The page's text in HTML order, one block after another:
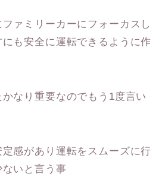
ァミリーカーにフォーカスし
も安全に運転できるように作
なり重要なのでもう1度言い
感があり運転をスムーズに行
いと言う事